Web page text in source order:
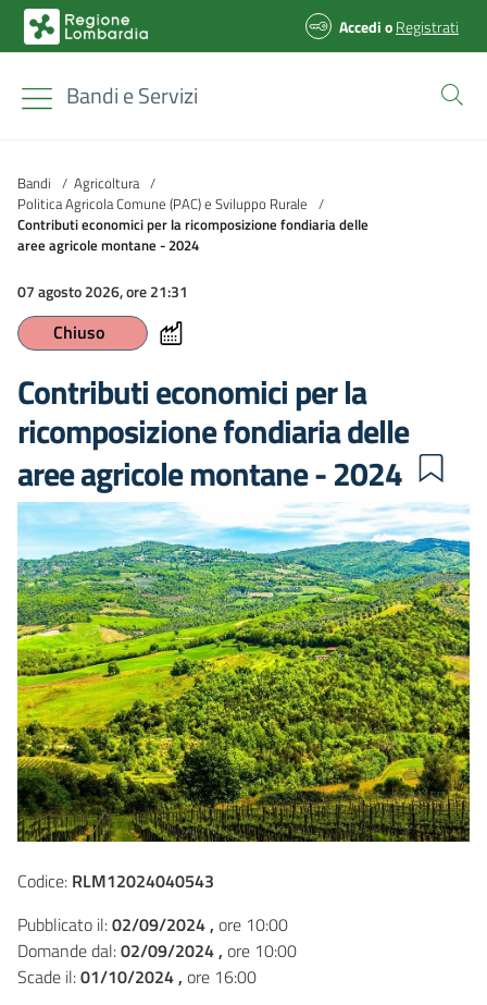
AccedioRegistrati
Bandi e Servizi
Bandi / Agricoltura /
Politica Agricola Comune (PAC) e Sviluppo Rurale /
Contributi economici per la ricomposizione fondiaria delle
aree agricole montane - 2024
07 agosto 2026, ore 21:31
Chiuso
Contributi economici per la
ricomposizione fondiaria delle
aree agricole montane - 2024
Codice: RLM12024040543
Pubblicato il:02/09/2024 , ore 10:00
Domande dal:02/09/2024 , ore 10:00
Scade il:01/10/2024 , ore 16:00